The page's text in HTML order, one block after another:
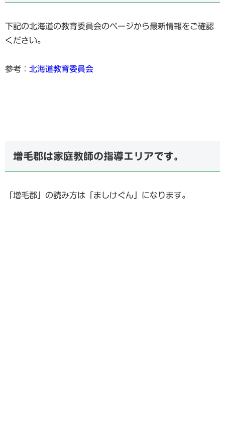
下記の北海道の教育委員会のページから最新情報をご確認
ください。
参考： 北海道教育委員会
増毛郡は家庭教師の指導エリアです。
「増毛郡」の読み方は「ましけぐん」になります。